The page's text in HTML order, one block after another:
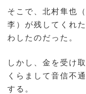
そこで、北村隼也
李）が残してくれ
わしたのだった。
しかし、金を受け
くらまして音信不
する。